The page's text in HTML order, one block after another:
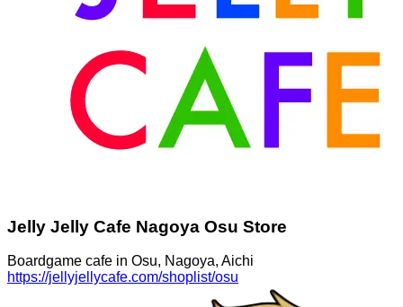
Jelly Jelly Cafe Nagoya Osu Store
Boardgame cafe in Osu, Nagoya, Aichi
https://jellyjellycafe.com/shoplist/osu